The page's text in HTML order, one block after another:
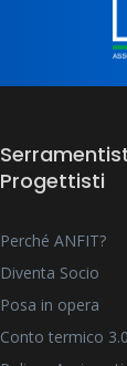
Progettisti
Perché ANFIT?
Diventa Socio
Posa in opera
Conto termico 3.0